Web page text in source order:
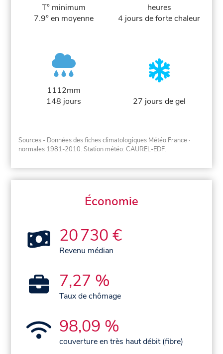
T° minimum
7.9° en moyenne
heures
4 jours de forte chaleur
1112mm
148 jours
27 jours de gel
Sources - Données des fiches climatologiques Météo France ·
normales 1981-2010. Station météo: CAUREL-EDF.
Économie
20 730 €
Revenu médian
7,27 %
Taux de chômage
98,09 %
couverture en très haut débit (fibre)